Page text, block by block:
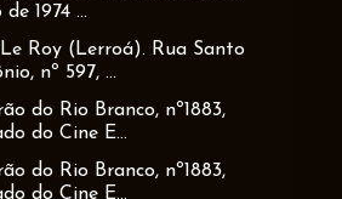
1974 ...
Roy (Lerroá). Rua Santo
nº 597, ...
do Rio Branco, nº1883,
do Cine E...
do Rio Branco, nº1883,
do Cine E...